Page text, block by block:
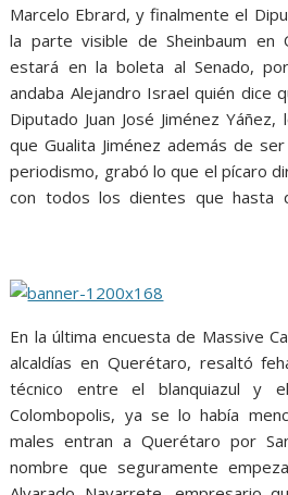
Marcelo Ebrard, y finalmente el
la parte visible de Sheinbaum en
estará en la boleta al Senado,
andaba Alejandro Israel quién dice
Diputado Juan José Jiménez
que Gualita Jiménez además de
periodismo, grabó lo que el pícaro
con todos los dientes que hasta
En la última encuesta de Massive
alcaldías en Querétaro, resaltó
técnico entre el blanquiazul y
Colombopolis, ya se lo había
males entran a Querétaro por
nombre que seguramente